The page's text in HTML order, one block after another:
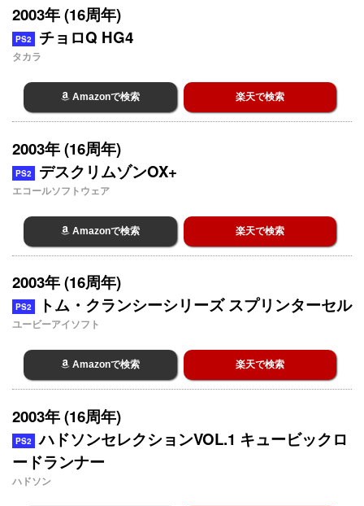
2003年 (16周年)
PS2 チョロQ HG4
タカラ
Amazonで検索 楽天で検索
2003年 (16周年)
PS2 デスクリムゾンOX+
エコールソフトウェア
Amazonで検索 楽天で検索
2003年 (16周年)
PS2 トム・クランシーシリーズ スプリンターセル
ユービーアイソフト
Amazonで検索 楽天で検索
2003年 (16周年)
PS2
ハドソンセレクションVOL.1 キュービックロ
ードランナー
ハドソン